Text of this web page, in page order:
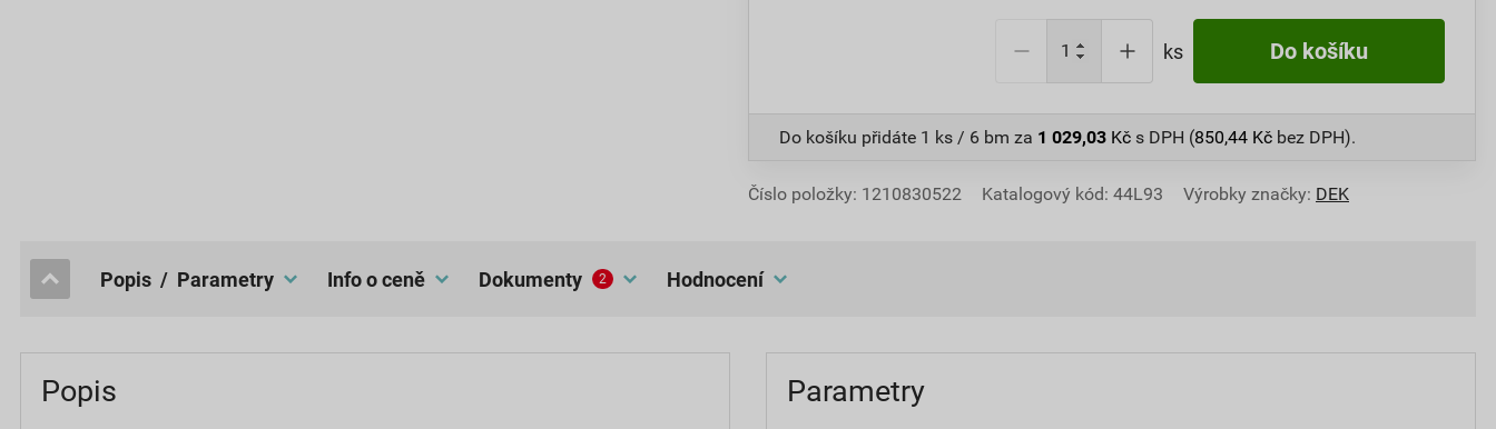
ks Do košíku
Do košíku přidáte 1 ks / 6 bm za 1 029,03 Kč s DPH (850,44 Kč bez DPH).
Číslo položky: 1210830522 Katalogový kód: 44L93 Výrobky značky: DEK
popis / Parametry Info o ceně dokumenty 2 hodnocení
Popis Parametry